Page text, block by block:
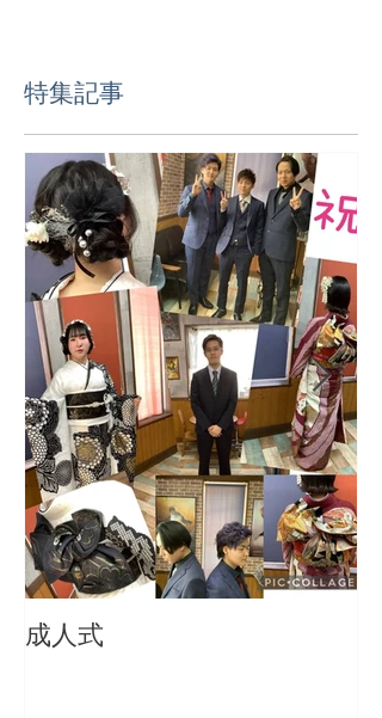
特集記事
成人式